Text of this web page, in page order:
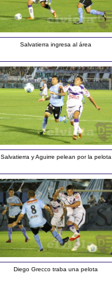
Salvatierra ingresa al área
Salvatierra y Aguirre pelean por la pelota
Diego Grecco traba una pelota